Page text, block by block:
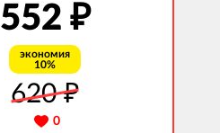
552 ₽
экономия
10%
620₽
0